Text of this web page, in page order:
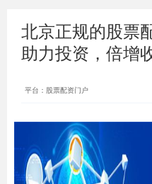
北京正规的股票
助力投资，倍增
平台：股票配资门户